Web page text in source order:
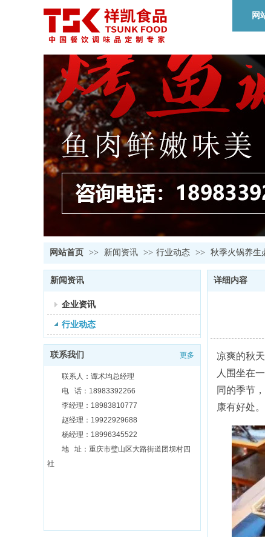
网
网站首页 >> 新闻资讯 >> 行业动态 >> 秋季火锅养生
新闻资讯
企业资讯
行业动态
联系我们 更多
联系人：谭术均总经理
电 话：18983392266
李经理：18983810777
赵经理：19922929688
杨经理：18996345522
地 址：重庆市璧山区大路街道团坝村四
社
详细内容
凉爽的秋
人围坐在
同的季节
康有好处